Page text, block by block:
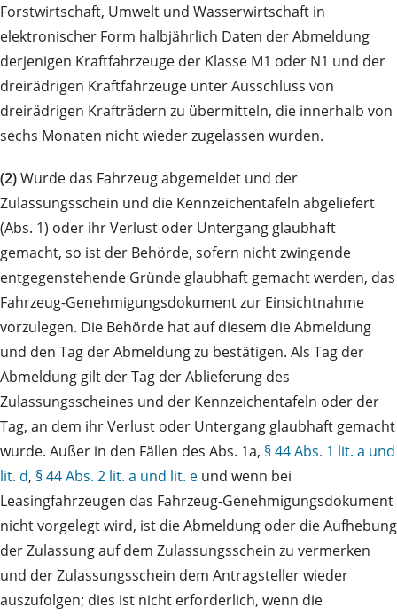
Forstwirtschaft, Umwelt und Wasserwirtschaft in
elektronischer Form halbjährlich Daten der Abmeldung
derjenigen Kraftfahrzeuge der Klasse M1 oder N1 und der
dreirädrigen Kraftfahrzeuge unter Ausschluss von
dreirädrigen Krafträdern zu übermitteln, die innerhalb von
sechs Monaten nicht wieder zugelassen wurden.
(2)Wurde das Fahrzeug abgemeldet und der
Zulassungsschein und die Kennzeichentafeln abgeliefert
(Abs. 1) oder ihr Verlust oder Untergang glaubhaft
gemacht, so ist der Behörde, sofern nicht zwingende
entgegenstehende Gründe glaubhaft gemacht werden, das
Fahrzeug-Genehmigungsdokument zur Einsichtnahme
vorzulegen. Die Behörde hat auf diesem die Abmeldung
und den Tag der Abmeldung zu bestätigen. Als Tag der
Abmeldung gilt der Tag der Ablieferung des
Zulassungsscheines und der Kennzeichentafeln oder der
Tag, an dem ihr Verlust oder Untergang glaubhaft gemacht
wurde. Außer in den Fällen des Abs. 1a, § 44 Abs. 1 lit. a und
lit. d, § 44 Abs. 2 lit. a und lit. e und wenn bei
Leasingfahrzeugen das Fahrzeug-Genehmigungsdokument
nicht vorgelegt wird, ist die Abmeldung oder die Aufhebung
der Zulassung auf dem Zulassungsschein zu vermerken
und der Zulassungsschein dem Antragsteller wieder
auszufolgen; dies ist nicht erforderlich, wenn die